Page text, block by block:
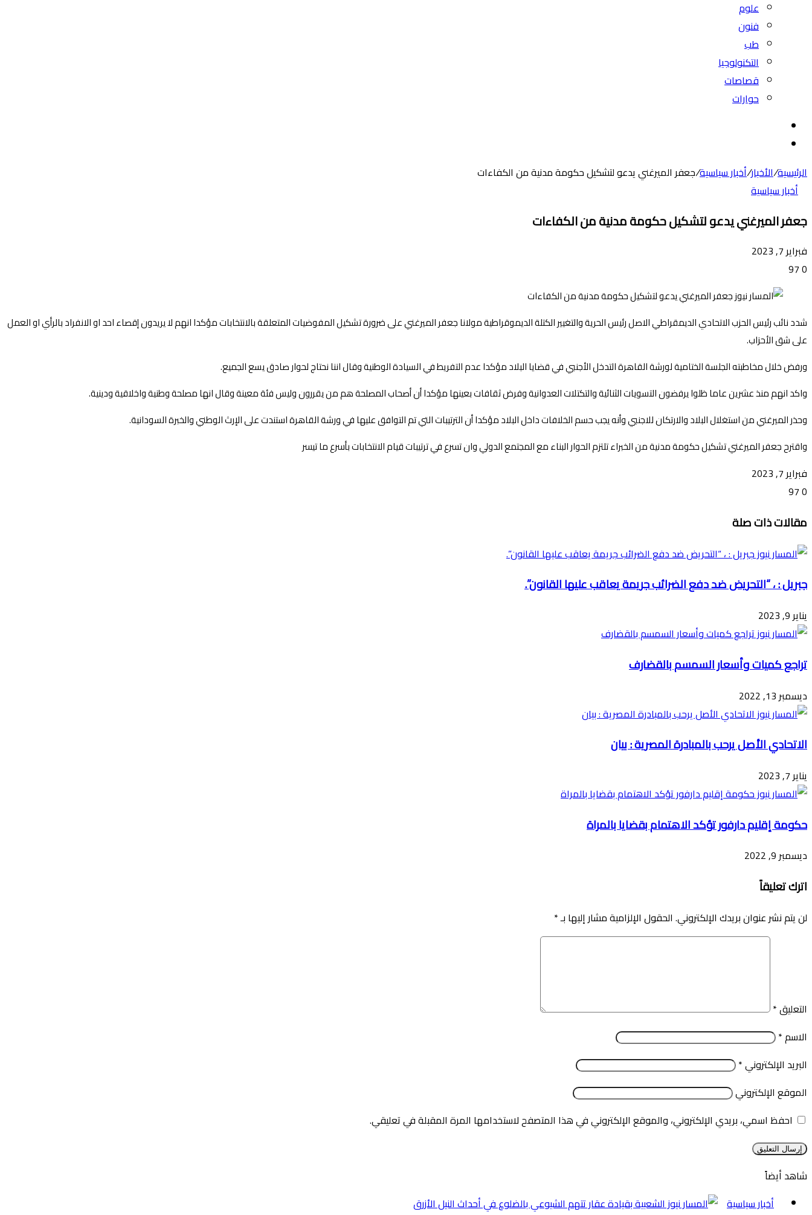
علوم
فنون
طب
التكنولوجيا
قصاصات
حوارات
الرئيسية/الأخبار/أخبار سياسية/جعفر الميرغني يدعو لتشكيل حكومة مدنية من الكفاءات
أخبار سياسية
جعفر الميرغني يدعو لتشكيل حكومة مدنية من الكفاءات
فبراير 7, 2023
0
شدد نائب رئيس الحزب الاتحادي الديمقراطي الاصل رئيس الحرية والتغيير الكتلة الديموقراطية مولانا جعفر الميرغني على ضرورة تشكيل المفوضيات المتعلقة بالانتخابات مؤكدا انهم لا يريدون إقصاء احد او الانفراد بالرأي او العمل
على شق الأحزاب.
ورفض خلال مخاطبته الجلسة الختامية لورشة القاهرة التدخل الأجنبي في قضايا البلاد مؤكدا عدم التفريط في السيادة الوطنية وقال اننا نحتاج لحوار صادق يسع الجميع.
واكد انهم منذ عشرين عاما ظلوا يرفضون التسويات الثنائية والتكتلات العدوانية وفرض ثقافات بعينها مؤكدا أن أصحاب المصلحة هم من يقررون وليس فئة معينة وقال انها مصلحة وطنية واخلاقية ودينية.
وحذر الميرغني من استغلال البلاد والارتكان للاجنبي وأنه يجب حسم الخلافات داخل البلاد مؤكدا أن الترتيبات التي تم التوافق عليها في ورشة القاهرة استندت على الإرث الوطني والخبرة السودانية.
واقترح جعفر الميرغني تشكيل حكومة مدنية من الخبراء تلتزم الحوار البناء مع المجتمع الدولي وان تسرع في ترتيبات قيام الانتخابات بأسرع ما تيسر
فبراير 7, 2023
0
عبر
البريد
مقالات ذات صلة
جبريل : ، “التحريض ضد دفع الضرائب جريمة يعاقب عليها القانون”.
يناير 9, 2023
تراجع كميات وأسعار السمسم بالقضارف
ديسمبر 13, 2022
الاتحادي الأصل يرحب بالمبادرة المصرية : بيان
يناير 7, 2023
حكومة إقليم دارفور تؤكد الاهتمام بقضايا بالمراة
ديسمبر 9, 2022
اترك تعليقاً
لن يتم نشر عنوان بريدك الإلكتروني. الحقول الإلزامية مشار إليها بـ*
التعليق*
الاسم*
البريد الإلكتروني*
الموقع الإلكتروني
احفظ اسمي، بريدي الإلكتروني، والموقع الإلكتروني في هذا المتصفح لاستخدامها المرة المقبلة في تعليقي.
شاهد أيضاً
أخبار سياسية